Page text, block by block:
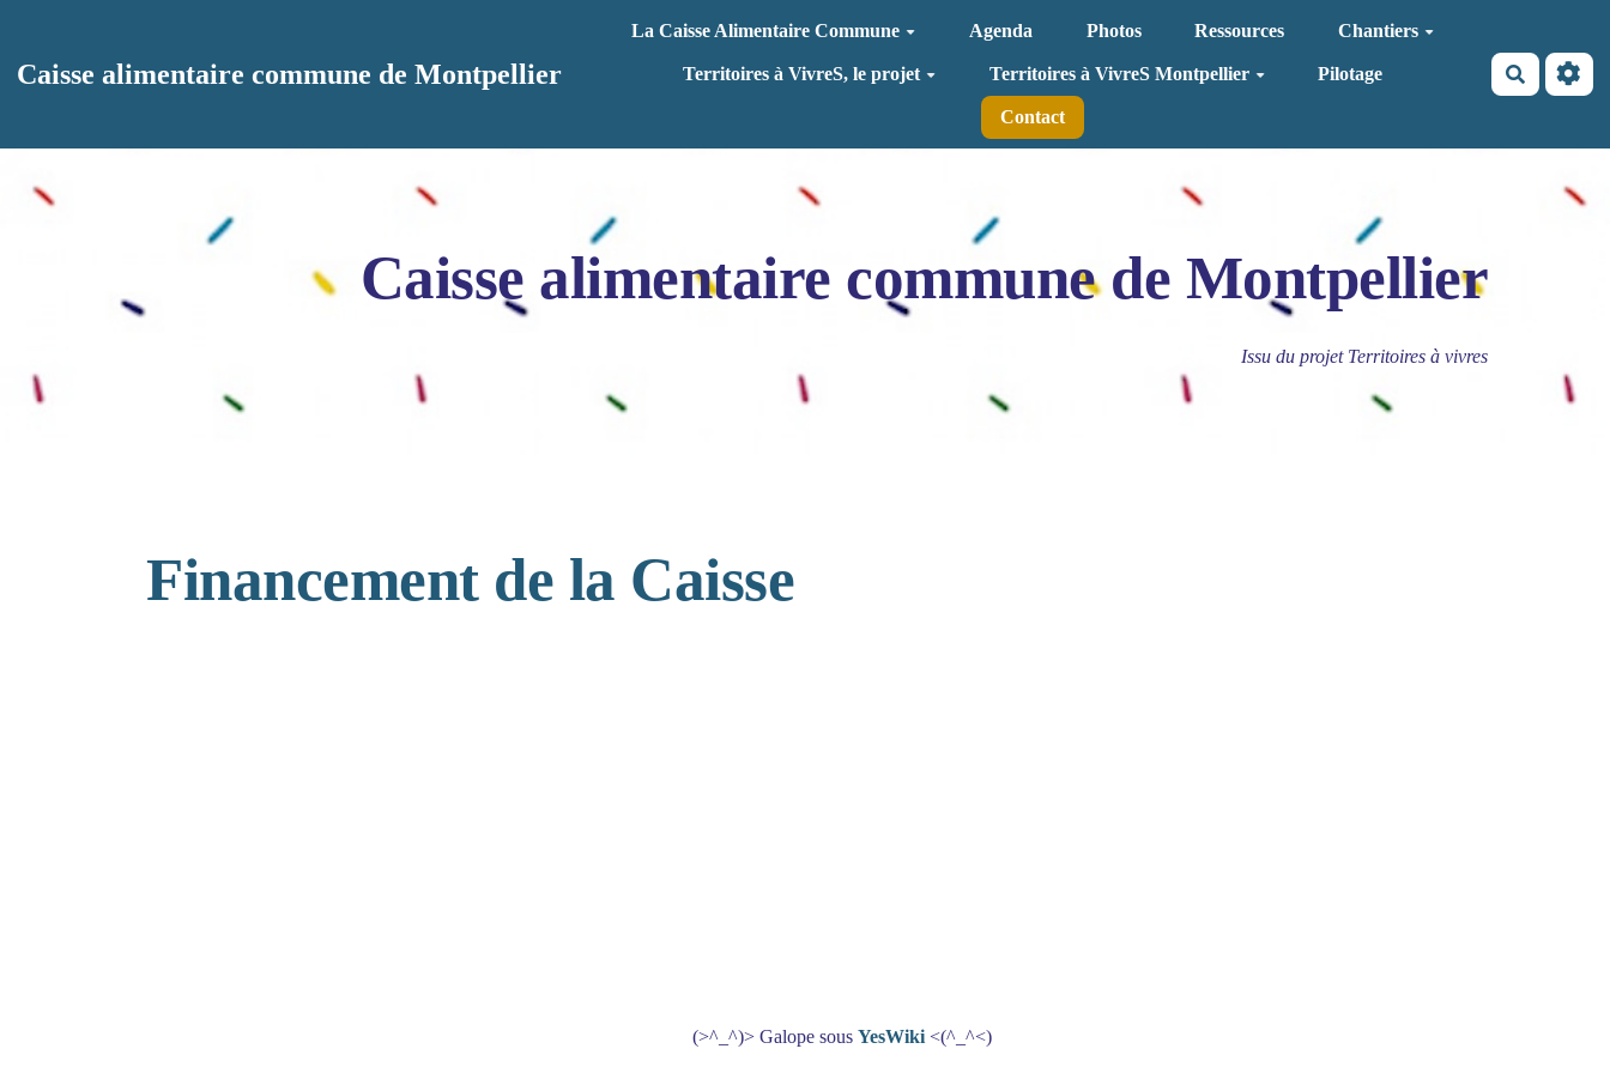
Caisse alimentaire commune de Montpellier
La Caisse Alimentaire Commune Agenda Photos Ressources Chantiers
Territoires à VivreS, le projet Territoires à VivreS Montpellier Pilotage
Contact
Caisse alimentaire commune de Montpellier
Issu du projet Territoires à vivres
Financement de la Caisse
(>^_^)> Galope sous YesWiki <(^_^<)